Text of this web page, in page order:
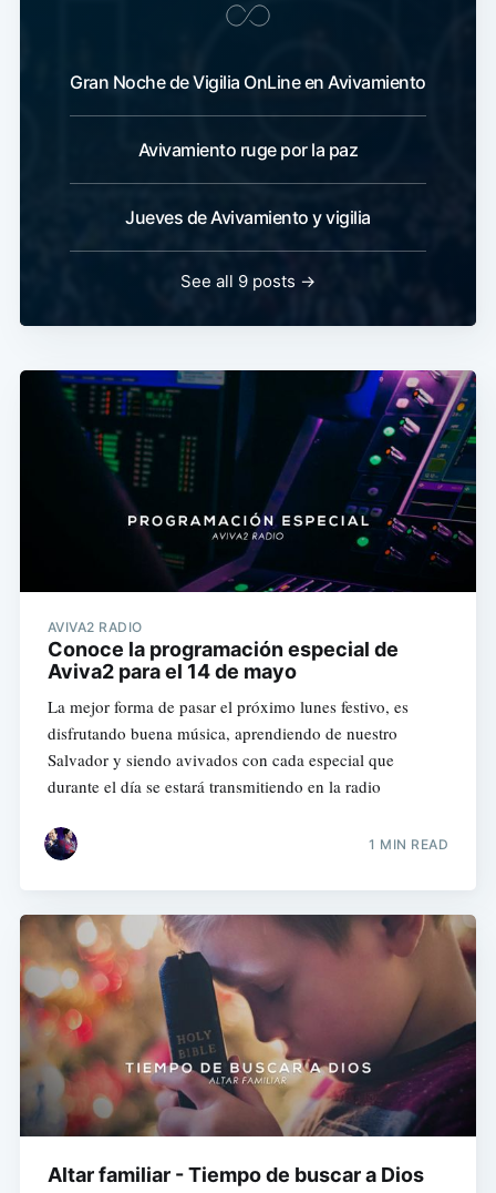
Gran Noche de Vigilia OnLine en Avivamiento
Avivamiento ruge por la paz
Jueves de Avivamiento y vigilia
See all 9 posts →
AVIVA2 RADIO
Conoce la programación especial de
Aviva2 para el 14 de mayo
La mejor forma de pasar el próximo lunes festivo, es
disfrutando buena música, aprendiendo de nuestro
Salvador y siendo avivados con cada especial que
durante el día se estará transmitiendo en la radio
1 MIN READ
Altar familiar - Tiempo de buscar a Dios